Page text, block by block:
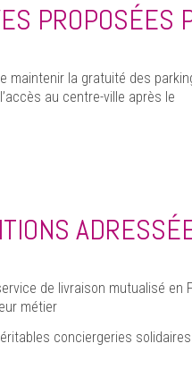
PROPOSÉES
maintenir la gratuité des
au centre-ville après le
de livraison mutualisé
métier
conciergeries